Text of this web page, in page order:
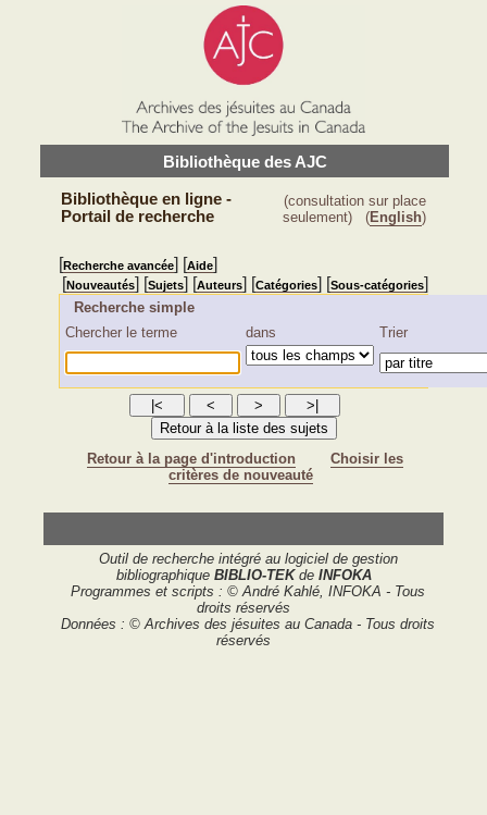
Bibliothèque des AJC
Bibliothèque en ligne -
Portail de recherche
(consultation sur place
seulement) (English)
[Recherche avancée] [Aide]
[Nouveautés] [Sujets] [Auteurs] [Catégories] [Sous-catégories]
Recherche simple
Chercher le terme
dans Trier
Retour à la page d'introduction
Choisir les
critères de nouveauté
Outil de recherche intégré au logiciel de gestion
bibliographique BIBLIO-TEKde INFOKA
Programmes et scripts : © André Kahlé, INFOKA - Tous
droits réservés
Données : © Archives des jésuites au Canada - Tous droits
réservés